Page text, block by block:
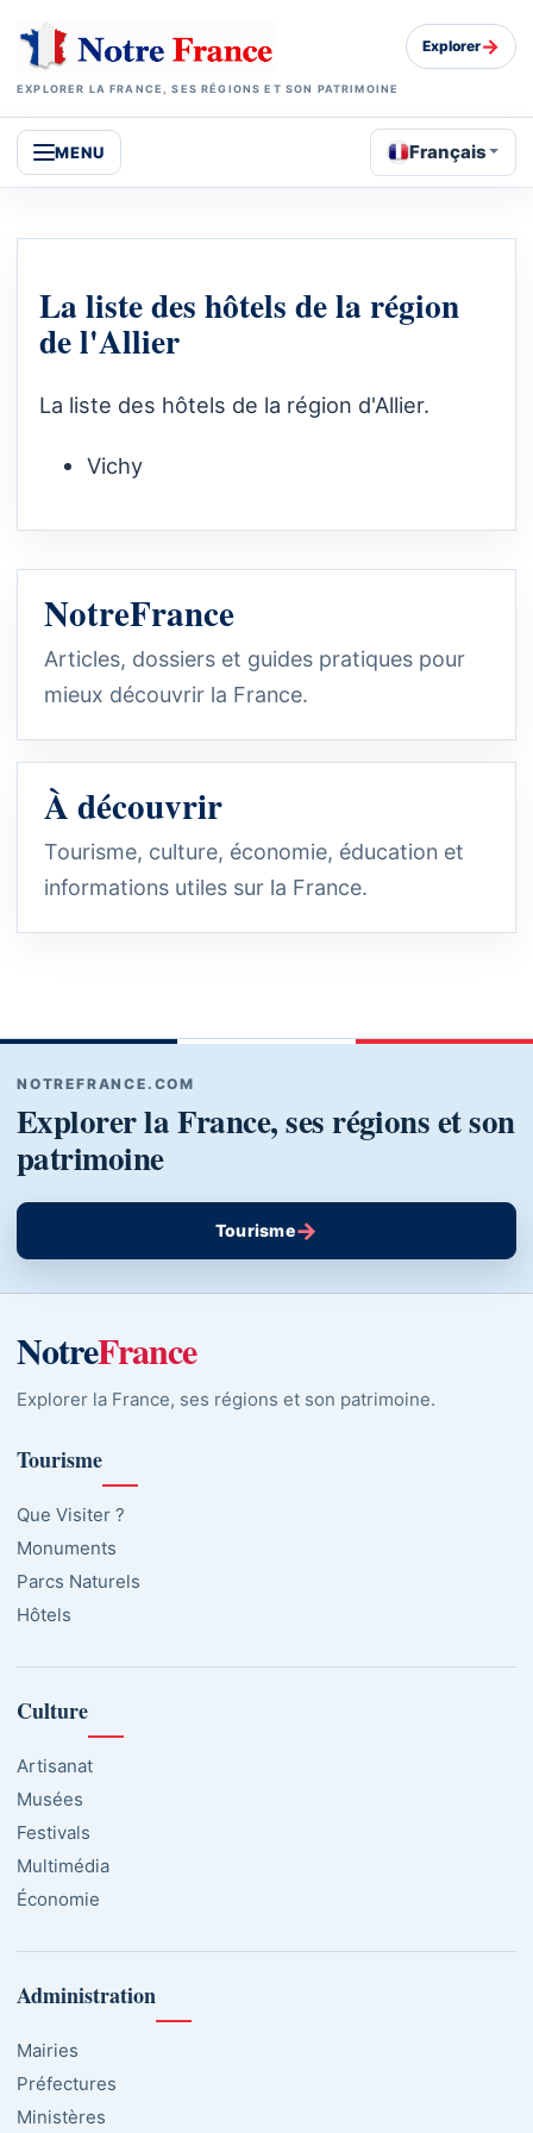
EXPLORER LA FRANCE, SES RÉGIONS ET SON PATRIMOINE
Explorer→
MENU Français
La liste des hôtels de la région
de l'Allier
La liste des hôtels de la région d'Allier.
Vichy
NotreFrance
Articles, dossiers et guides pratiques pour
mieux découvrir la France.
À découvrir
Tourisme, culture, économie, éducation et
informations utiles sur la France.
NOTREFRANCE.COM
Explorer la France, ses régions et son
patrimoine
Tourisme→
NotreFrance
Explorer la France, ses régions et son patrimoine.
Tourisme
Que Visiter ?
Monuments
Parcs Naturels
Hôtels
Culture
Artisanat
Musées
Festivals
Multimédia
Économie
Administration
Mairies
Préfectures
Ministères